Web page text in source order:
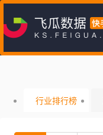
行业排行榜